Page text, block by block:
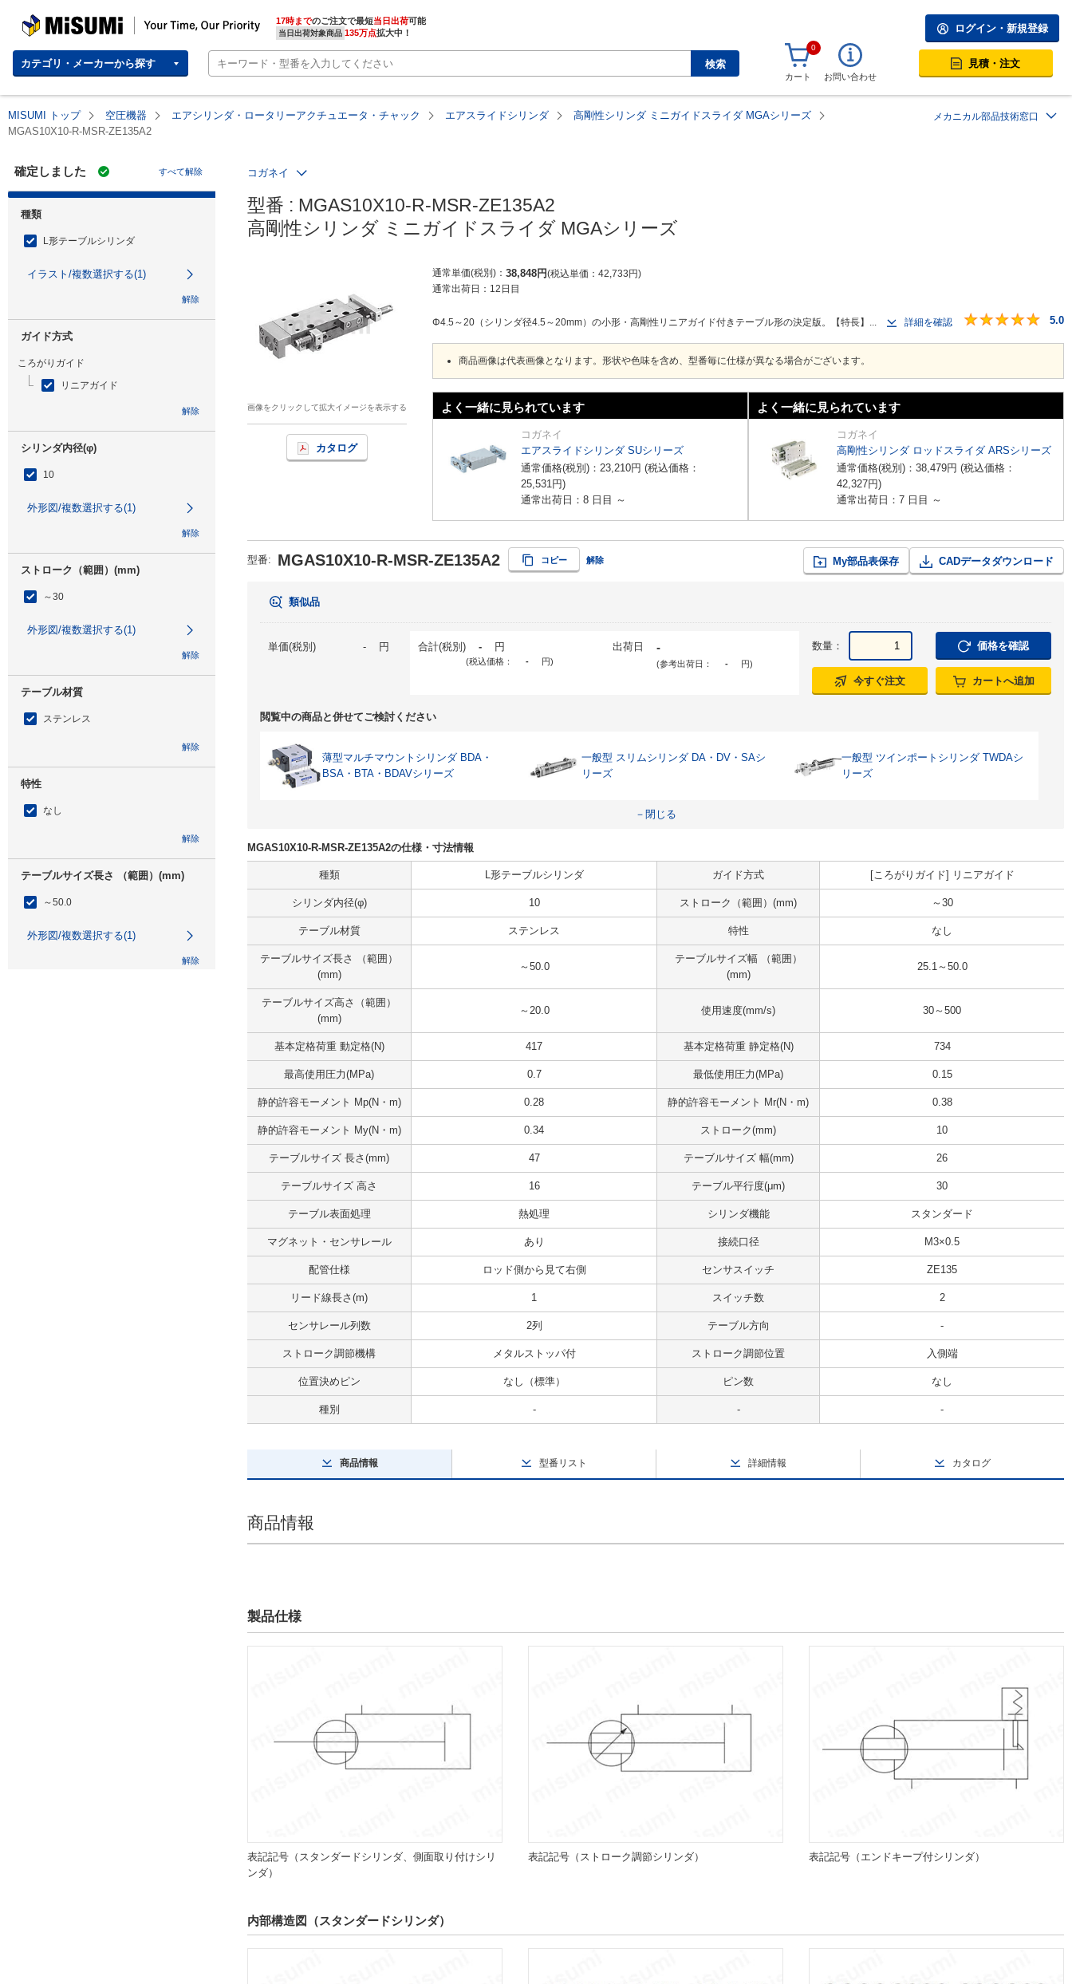
MISUMI | Your Time, Our Priority 17時までのご注文で最短当日出荷
当日出荷対象商品 135万点拡大中！
カテゴリ・メーカーから探す 検索
ログイン・新規登録
0
カート お問い合わせ
見積・注文
MISUMI トップ 空圧機器 エアシリンダ・ロータリーアクチュエータ・チャック エアスライドシリンダ
高剛性シリンダ ミニガイドスライダ MGAシリーズ
MGAS10X10-R-MSR-ZE135A2
メカニカル部品技術窓口
確定しました すべて解除
種類
L形テーブルシリンダ
イラスト/複数選択する(1)
解除
ガイド方式
ころがりガイド
リニアガイド
解除
シリンダ内径(φ)
10
外形図/複数選択する(1)
解除
ストローク（範囲）(mm)
～30
外形図/複数選択する(1)
解除
テーブル材質
ステンレス
解除
特性
なし
解除
テーブルサイズ長さ （範囲）(mm)
～50.0
外形図/複数選択する(1)
解除
コガネイ
型番 : MGAS10X10-R-MSR-ZE135A2
高剛性シリンダ ミニガイドスライダ MGAシリーズ
画像をクリックして拡大イメージを表示する
カタログ
通常単価(税別) 38,848円 税込単価 42,733円
通常出荷日： 12日目
Φ4.5～20（シリンダ径4.5～20mm）の小形・高剛性リニアガイド付きテーブル形の決定版。【特長】... 詳細を確認 5.0
商品画像は代表画像となります。形状や色味を含め、型番毎に仕様が異なる場合がございます。
よく一緒に見られています
コガネイ
エアスライドシリンダ SUシリーズ
通常価格(税別)： 23,210円 (税込価格：
25,531円)
通常出荷日：8 日目 ～
よく一緒に見られています
コガネイ
高剛性シリンダ ロッドスライダ ARSシリーズ
通常価格(税別)： 38,479円 (税込価格：
42,327円)
通常出荷日：7 日目 ～
型番: MGAS10X10-R-MSR-ZE135A2 コピー 解除 My部品表保存 CADデータダウンロード
類似品
単価(税別) - 円 合計(税別) - 円
(税込価格： - 円)
出荷日 -
(参考出荷日： - 円)
数量： 価格を確認
今すぐ注文 カートへ追加
閲覧中の商品と併せてご検討ください
薄型マルチマウントシリンダ BDA・
BSA・BTA・BDAVシリーズ
一般型 スリムシリンダ DA・DV・SAシ
リーズ
一般型 ツインポートシリンダ TWDAシ
リーズ
－閉じる
MGAS10X10-R-MSR-ZE135A2の仕様・寸法情報
種類 L形テーブルシリンダ ガイド方式 [ころがりガイド] リニアガイド
シリンダ内径(φ) 10 ストローク（範囲）(mm) ～30
テーブル材質 ステンレス 特性 なし
テーブルサイズ長さ （範囲）
(mm)
～50.0
テーブルサイズ幅 （範囲）
(mm)
25.1～50.0
テーブルサイズ高さ（範囲）
(mm)
～20.0 使用速度(mm/s) 30～500
基本定格荷重 動定格(N) 417 基本定格荷重 静定格(N) 734
最高使用圧力(MPa) 0.7 最低使用圧力(MPa) 0.15
静的許容モーメント Mp(N・m) 0.28 静的許容モーメント Mr(N・m) 0.38
静的許容モーメント My(N・m) 0.34 ストローク(mm) 10
テーブルサイズ 長さ(mm) 47 テーブルサイズ 幅(mm) 26
テーブルサイズ 高さ 16 テーブル平行度(μm) 30
テーブル表面処理 熱処理 シリンダ機能 スタンダード
マグネット・センサレール あり 接続口径 M3×0.5
配管仕様 ロッド側から見て右側 センサスイッチ ZE135
リード線長さ(m) 1 スイッチ数 2
センサレール列数 2列 テーブル方向 -
ストローク調節機構 メタルストッパ付 ストローク調節位置 入側端
位置決めピン なし（標準） ピン数 なし
種別 - - -
商品情報 型番リスト 詳細情報 カタログ
商品情報
製品仕様
表記記号（スタンダードシリンダ、側面取り付けシリ
ンダ）
表記記号（ストローク調節シリンダ） 表記記号（エンドキープ付シリンダ）
内部構造図（スタンダードシリンダ）